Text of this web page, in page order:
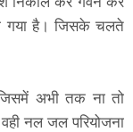
गया है। जिसके चलते
अभी तक ना तो
नल जल परियोजना